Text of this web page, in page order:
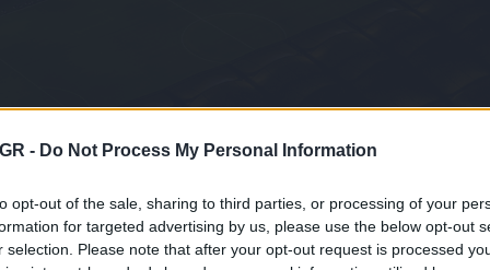
- Do Not Process My Personal Information
opt-out of the sale, sharing to third parties, or processing of your
for targeted advertising by us, please use the below opt-out
selection. Please note that after your opt-out request is processed